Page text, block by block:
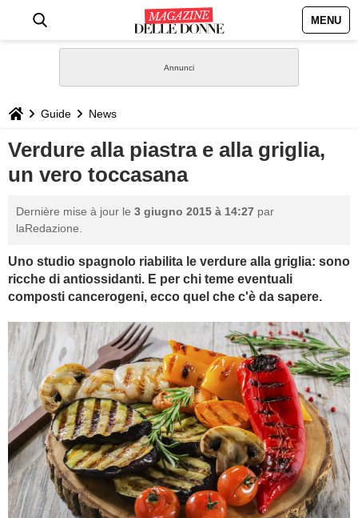
MENU
STILE
BIOGRAFIE
DEFINIZIONI
GASTRONOMIA
CAPELLI
SESSO
BAMBINO
DIETA
GUIDE
FORUM
Guide News
Verdure alla piastra e alla griglia,
un vero toccasana
Dernière mise à jour le 3 giugno 2015 à 14:27 par
laRedazione.
Uno studio spagnolo riabilita le verdure alla griglia: sono
ricche di antiossidanti. E per chi teme eventuali
composti cancerogeni, ecco quel che c'è da sapere.